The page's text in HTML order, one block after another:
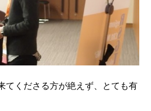
てくださる方が絶えず、とても有